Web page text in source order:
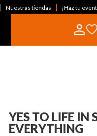
Nuestras tiendas ¡Haz tu
YES TO LIFE IN
EVERYTHING